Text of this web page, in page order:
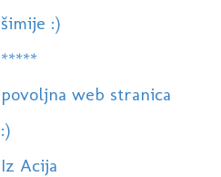
šimije :)
*****
povoljna web stranica
:)
Iz Acija